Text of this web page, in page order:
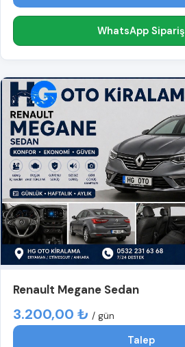
WhatsApp Sipariş
Renault Megane Sedan
3.200,00 ₺ / gün
Talep